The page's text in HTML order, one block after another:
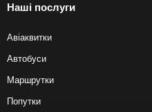
Наші послуги
Авіаквитки
Автобуси
Маршрутки
Попутки